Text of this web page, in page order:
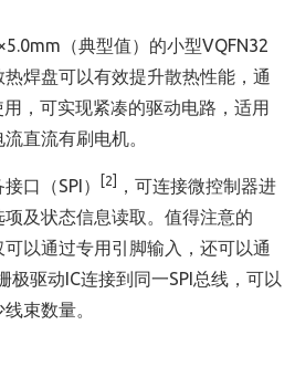
（典型值）的小型VQFN32
焊盘可以有效提升散热性能，通
，可实现紧凑的驱动电路，适用
直流有刷电机。
口（SPI） [2]
，可连接微控制器进
及状态信息读取。值得注意的
以通过专用引脚输入，还可以通
极驱动IC连接到同一SPI总线，可以
束数量。